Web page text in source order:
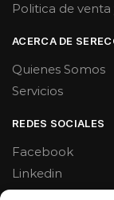
Politica de
ACERCA DE
Quienes Somos
Servicios
REDES SOCIALES
Facebook
Linkedin